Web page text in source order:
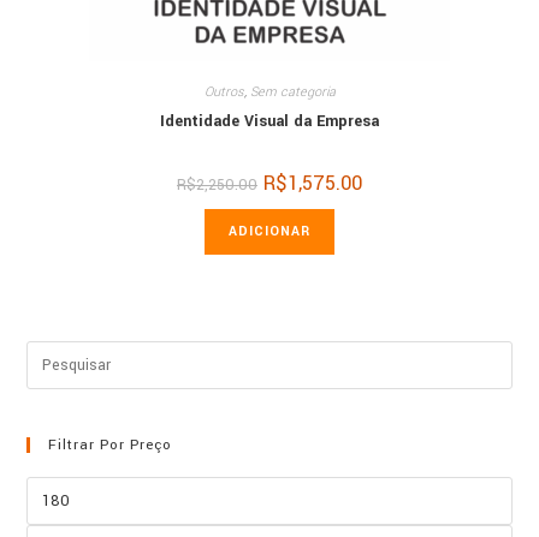
Outros, Sem categoria
Identidade Visual da Empresa
R$2,250.00 O
preço
original
era:
R$1,575.00O
ADICIONAR
Filtrar Por Preço
Preço